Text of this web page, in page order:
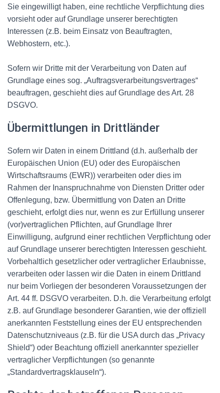
Sie eingewilligt haben, eine rechtliche Verpflichtung dies
vorsieht oder auf Grundlage unserer berechtigten
Interessen (z.B. beim Einsatz von Beauftragten,
Webhostern, etc.).
Sofern wir Dritte mit der Verarbeitung von Daten auf
Grundlage eines sog. „Auftragsverarbeitungsvertrages“
beauftragen, geschieht dies auf Grundlage des Art. 28
DSGVO.
Übermittlungen in Drittländer
Sofern wir Daten in einem Drittland (d.h. außerhalb der
Europäischen Union (EU) oder des Europäischen
Wirtschaftsraums (EWR)) verarbeiten oder dies im
Rahmen der Inanspruchnahme von Diensten Dritter oder
Offenlegung, bzw. Übermittlung von Daten an Dritte
geschieht, erfolgt dies nur, wenn es zur Erfüllung unserer
(vor)vertraglichen Pflichten, auf Grundlage Ihrer
Einwilligung, aufgrund einer rechtlichen Verpflichtung oder
auf Grundlage unserer berechtigten Interessen geschieht.
Vorbehaltlich gesetzlicher oder vertraglicher Erlaubnisse,
verarbeiten oder lassen wir die Daten in einem Drittland
nur beim Vorliegen der besonderen Voraussetzungen der
Art. 44 ff. DSGVO verarbeiten. D.h. die Verarbeitung erfolgt
z.B. auf Grundlage besonderer Garantien, wie der offiziell
anerkannten Feststellung eines der EU entsprechenden
Datenschutzniveaus (z.B. für die USA durch das „Privacy
Shield“) oder Beachtung offiziell anerkannter spezieller
vertraglicher Verpflichtungen (so genannte
„Standardvertragsklauseln“).